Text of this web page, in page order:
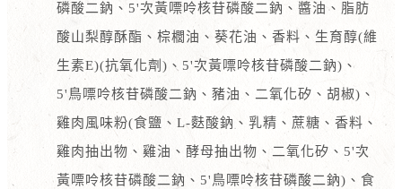
磷酸二鈉、5'次黃嘌呤核苷磷酸二鈉、醬油、脂肪
酸山梨醇酥酯、棕櫚油、葵花油、香料、生育醇(維
生素E)(抗氧化劑)、5'次黃嘌呤核苷磷酸二鈉)、
5'鳥嘌呤核苷磷酸二鈉、豬油、二氧化矽、胡椒)、
雞肉風味粉(食鹽、L-麩酸鈉、乳精、蔗糖、香料、
雞肉抽出物、雞油、酵母抽出物、二氧化矽、5'次
黃嘌呤核苷磷酸二鈉、5'鳥嘌呤核苷磷酸二鈉)、食